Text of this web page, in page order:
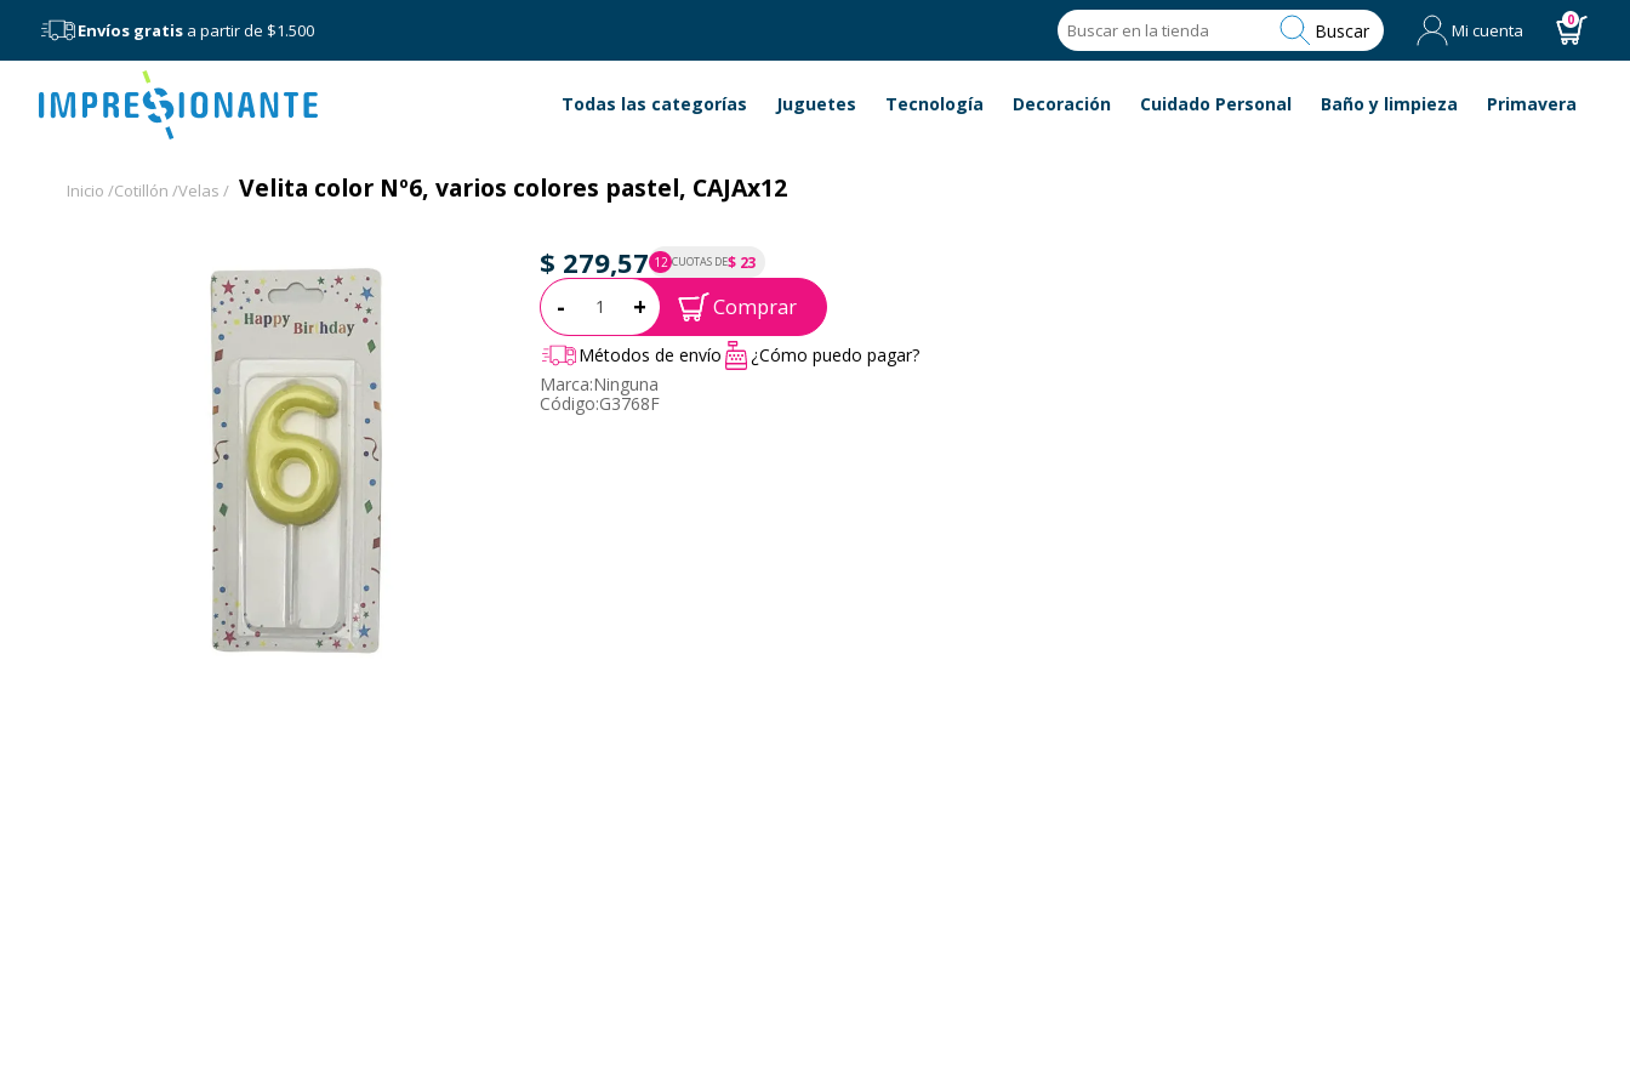
Envíos gratis a partir de $1.500 Buscar Mi cuenta 0
Menú Todas las categorías Juguetes Tecnología Decoración Cuidado Personal Baño y limpieza Primavera
Inicio /Cotillón /Velas / Velita color Nº6, varios colores pastel, CAJAx12
$ 279,57 12 CUOTAS DE$ 23
P.T.F. $ 280
Cantidad:
- + Comprar
Métodos de envío
¿Cómo puedo pagar?
Marca:Ninguna
Código:G3768F